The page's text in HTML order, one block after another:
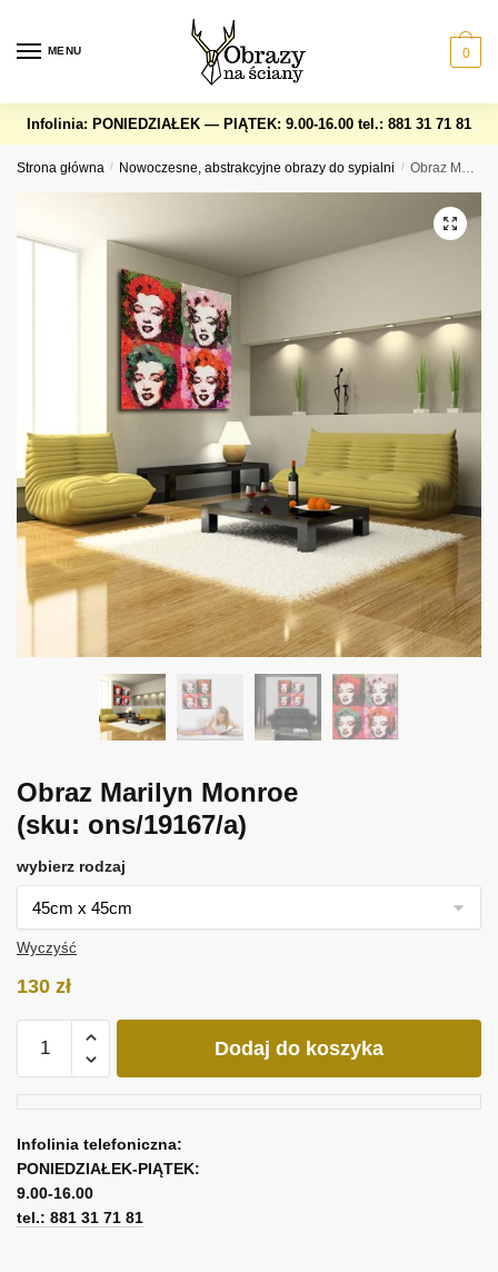
navigation
content
MENU 0
Infolinia: PONIEDZIAŁEK — PIĄTEK: 9.00-16.00 tel.: 881 31 71 81
Strona główna / Nowoczesne, abstrakcyjne obrazy do sypialni / Obraz Marilyn Monroe
Obraz Marilyn Monroe
(sku: ons/19167/a)
wybierz rodzaj
Wyczyść
130 zł
Obraz
Dodaj do koszyka
Infolinia telefoniczna:
PONIEDZIAŁEK-PIĄTEK:
9.00-16.00
tel.: 881 31 71 81